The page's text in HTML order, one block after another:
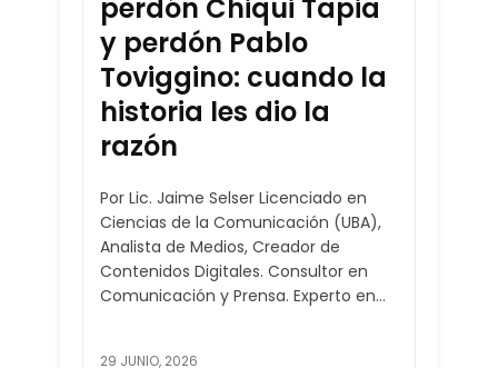
perdón Chiqui Tapia
y perdón Pablo
Toviggino: cuando la
historia les dio la
razón
Por Lic. Jaime Selser Licenciado en
Ciencias de la Comunicación (UBA),
Analista de Medios, Creador de
Contenidos Digitales. Consultor en
Comunicación y Prensa. Experto en...
29 JUNIO, 2026